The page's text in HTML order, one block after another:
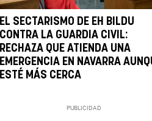
EL SECTARISMO DE EH BILDU
CONTRA LA GUARDIA CIVIL:
RECHAZA QUE ATIENDA UNA
EMERGENCIA EN NAVARRA
ESTÉ MÁS CERCA